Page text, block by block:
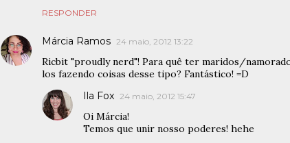
RESPONDER
Márcia Ramos 24 maio, 2012 13:22
Ricbit "proudly nerd"! Para quê ter maridos/
los fazendo coisas desse tipo? Fantástico! =D
Ila Fox 24 maio, 2012 15:47
Oi Márcia!
Temos que unir nosso poderes! hehe